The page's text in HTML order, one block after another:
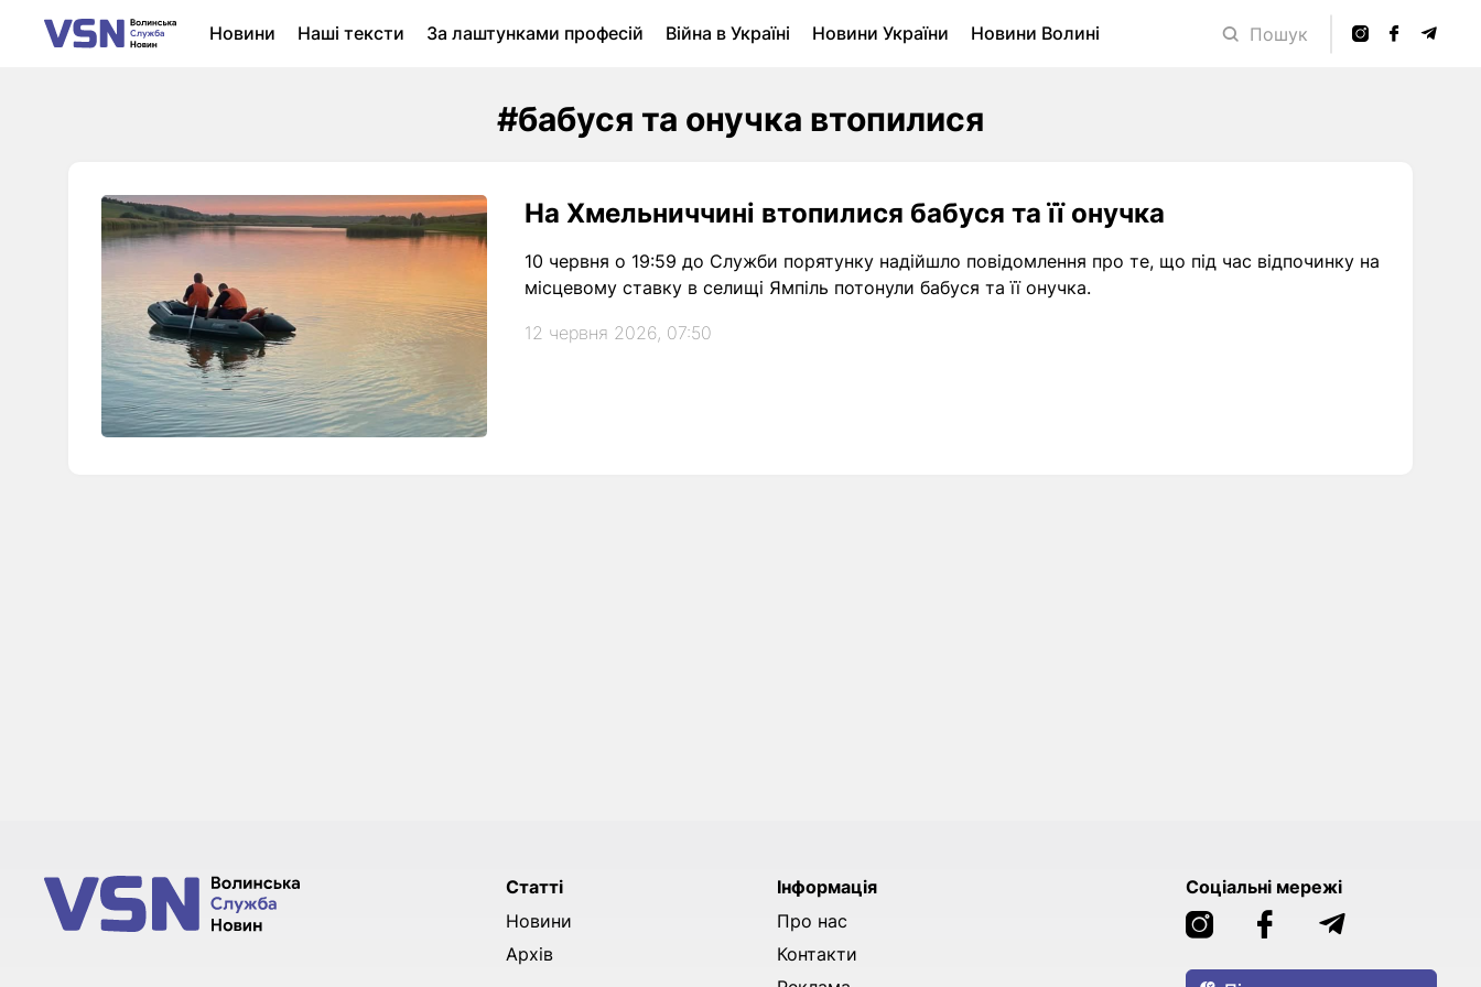
Новини Наші тексти За лаштунками професій Війна в Україні Новини України
Новини Волині
Пошук
#бабуся та онучка втопилися
На Хмельниччині втопилися бабуся та її онучка
10 червня о 19:59 до Служби порятунку надійшло повідомлення про те, що під час відпочинку на
місцевому ставку в селищі Ямпіль потонули бабуся та її онучка.
12 червня 2026, 07:50
Статті
Новини
Архів
Інформація
Про нас
Контакти
Соціальні мережі